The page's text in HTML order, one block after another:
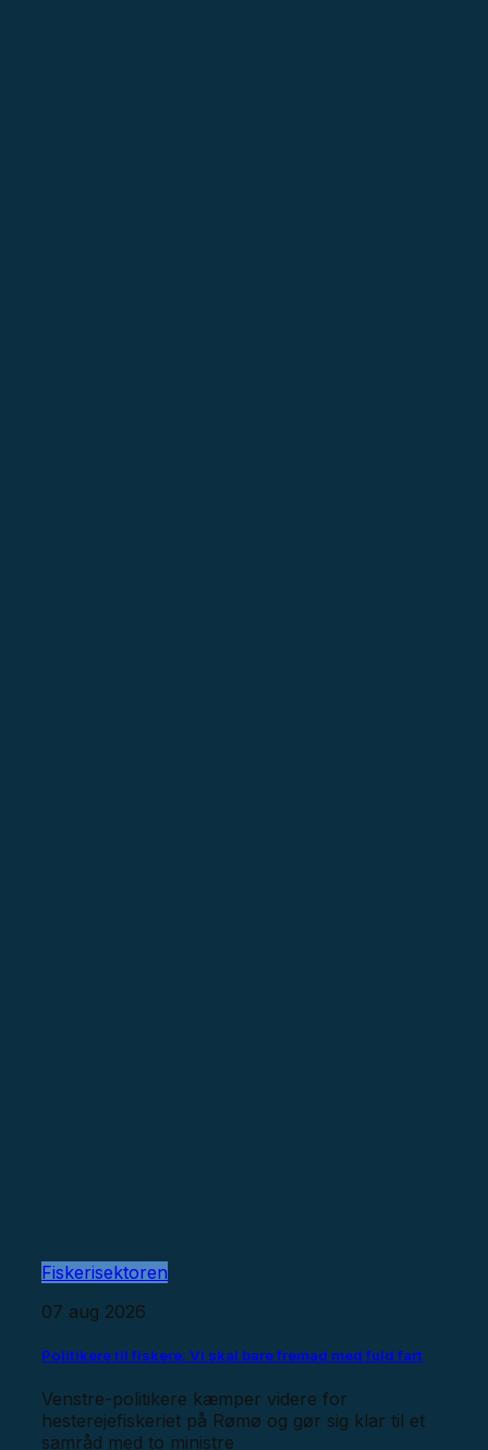
Fiskerisektoren
07 aug 2026
Politikere til fiskere: Vi skal bare fremad med fuld fart
Venstre-politikere kæmper videre for
hesterejefiskeriet på Rømø og gør sig klar til et
samråd med to ministre